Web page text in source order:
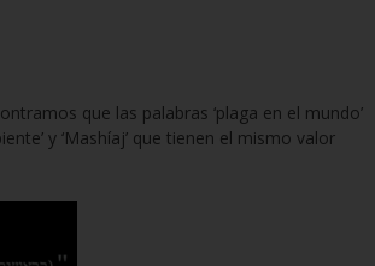
que las palabras ‘plaga en el mundo’
y ‘Mashíaj’ que tienen el mismo valor